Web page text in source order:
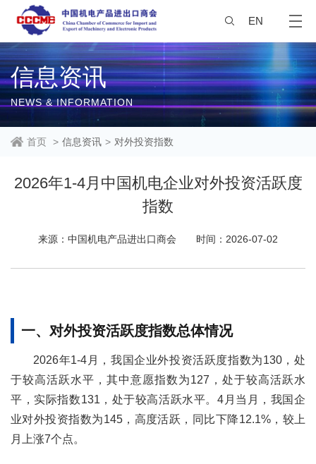
EN
信息资讯
NEWS & INFORMATION
首页 > 信息资讯 > 对外投资指数
2026年1-4月中国机电企业对外投资活跃度
指数
来源：中国机电产品进出口商会 时间：2026-07-02
一、对外投资活跃度指数总体情况
2026年1-4月，我国企业外投资活跃度指数为130，处
于较高活跃水平，其中意愿指数为127，处于较高活跃水
平，实际指数131，处于较高活跃水平。4月当月，我国企
业对外投资指数为145，高度活跃，同比下降12.1%，较上
月上涨7个点。